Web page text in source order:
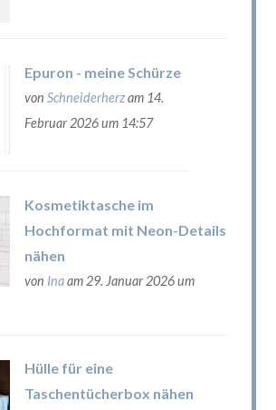
Epuron - meine Schürze
von Schneiderherzam 14.
Februar 2026 um 14:57
Kosmetiktasche im
Hochformat mit Neon-Details
nähen
von Inaam 29. Januar 2026 um
Hülle für eine
Taschentücherbox nähen